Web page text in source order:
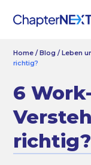
Home/ Blog / Leben
richtig?
6
richtig?